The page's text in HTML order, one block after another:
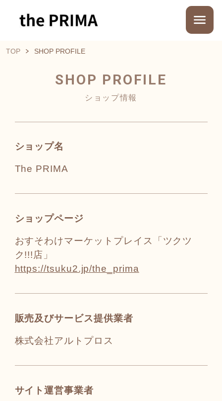
TOP SHOP PROFILE
SHOP PROFILE
ショップ情報
ショップ名
The PRIMA
ショップページ
おすそわけマーケットプレイス「ツクツ
ク!!!店」
https://tsuku2.jp/the_prima
販売及びサービス提供業者
株式会社アルトプロス
サイト運営事業者